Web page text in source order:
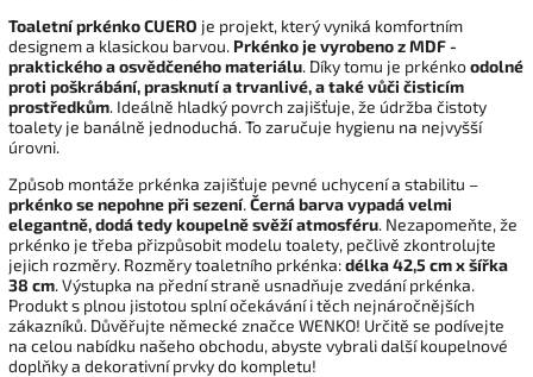
Toaletní prkénko CUERO je projekt, který vyniká komfortním
designem a klasickou barvou. Prkénko je vyrobeno z MDF -
praktického a osvědčeného materiálu. Díky tomu je prkénkoodolné
proti poškrábání, prasknutí a trvanlivé, a také vůči čisticím
prostředkům. Ideálně hladký povrch zajišťuje, že údržba čistoty
toalety je banálně jednoduchá. To zaručuje hygienu na nejvyšší
úrovni.
Způsob montáže prkénka zajišťuje pevné uchycení a stabilitu –
prkénko se nepohne při sezení.Černá barva vypadá velmi
elegantně, dodá tedy koupelně svěží atmosféru. Nezapomeňte, že
prkénko je třeba přizpůsobit modelu toalety, pečlivě zkontrolujte
jejich rozměry. Rozměry toaletního prkénka:délka 42,5 cm x šířka
38 cm. Výstupka na přední straně usnadňuje zvedání prkénka.
Produkt s plnou jistotou splní očekávání i těch nejnáročnějších
zákazníků. Důvěřujte německé značce WENKO! Určitě se podívejte
na celou nabídku našeho obchodu, abyste vybrali další koupelnové
doplňky a dekorativní prvky do kompletu!